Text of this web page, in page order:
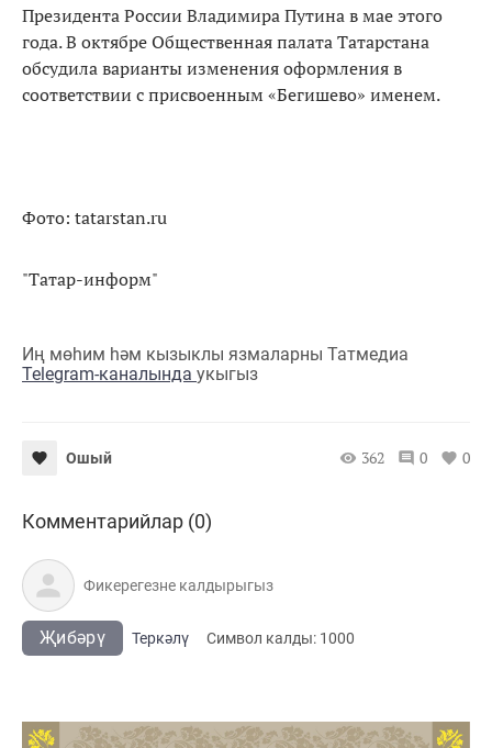
Президента России Владимира Путина в мае этого
года. В октябре Общественная палата Татарстана
обсудила варианты изменения оформления в
соответствии с присвоенным «Бегишево» именем.
Фото: tatarstan.ru
"Татар-информ"
Иң мөһим һәм кызыклы язмаларны Татмедиа
Telegram-каналында укыгыз
Ошый 362 0 0
Комментарийлар (0)
Җибәрү Теркәлү Cимвол калды: 1000